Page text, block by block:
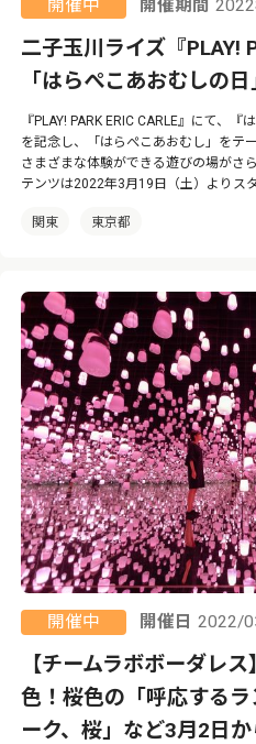
開催中 開催期間
二子玉川ライズ『PLAY!
「はらぺこあおむしの
『PLAY! PARK ERIC CARLE』にて、
を記念し、「はらぺこあおむし」をテ
さまざまな体験ができる遊びの場がさ
テンツは2022年3月19日（土）よりスタ
関東 東京都
開催中 開催日 2022/
【チームラボボーダレ
色！桜色の「呼応する
ーク、桜」など3月2日